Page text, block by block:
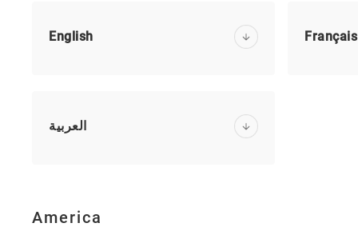
English Français
العربية
America